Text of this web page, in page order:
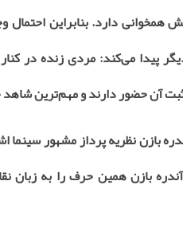
همخوانی دارد. بنابراین
دیگر پیدا می‌کند: مردی زنده
ثبت آن حضور دارند و مهم‌ترین
بازن نظریه پرداز مشهور
بازن همین حرف را به زبان